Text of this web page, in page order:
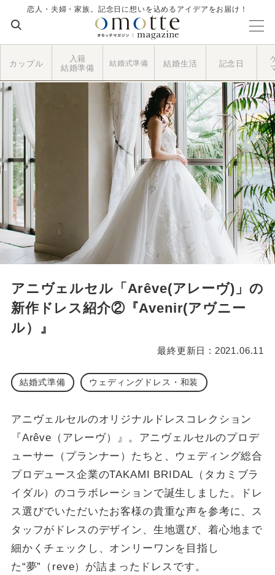
恋人・夫婦・家族。記念日に想いを込めるアイデアをお届け！
カップル
入籍
結婚準備
結婚式準備 結婚生活 記念日
アニヴェルセル「Arêve(アレーヴ)」の
新作ドレス紹介②『Avenir(アヴニー
ル）』
最終更新日 : 2021.06.11
結婚式準備 ウェディングドレス・和装
アニヴェルセルのオリジナルドレスコレクション
『Arêve（アレーヴ）』。アニヴェルセルのプロデ
ューサー（プランナー）たちと、ウェディング総合
プロデュース企業のTAKAMI BRIDAL（タカミブラ
イダル）のコラボレーションで誕生しました。ドレ
ス選びでいただいたお客様の貴重な声を参考に、ス
タッフがドレスのデザイン、生地選び、着心地まで
細かくチェックし、オンリーワンを目指し
た“夢”（reve）が詰まったドレスです。